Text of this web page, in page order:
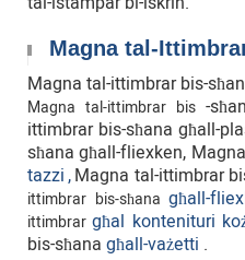
Magna tal-
Magna tal-ittimbrar bis-
Magna tal-ittimbrar bis-
ittimbrar bis-sħana għall-
sħana għall-fliexken,
tazzi,Magna tal-ittimbrar
ittimbrar bis-sħana għall-
ittimbrargħal kontenituri
bis-sħana għall-vażetti .